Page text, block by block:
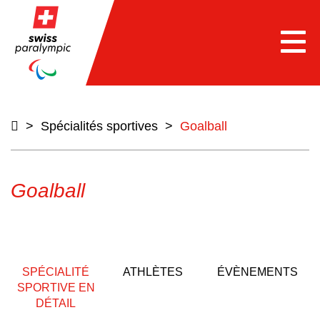
> Spécialités sportives > Goalball
Goalball
SPÉCIALITÉ
SPORTIVE EN
DÉTAIL
ATHLÈTES ÉVÈNEMENTS